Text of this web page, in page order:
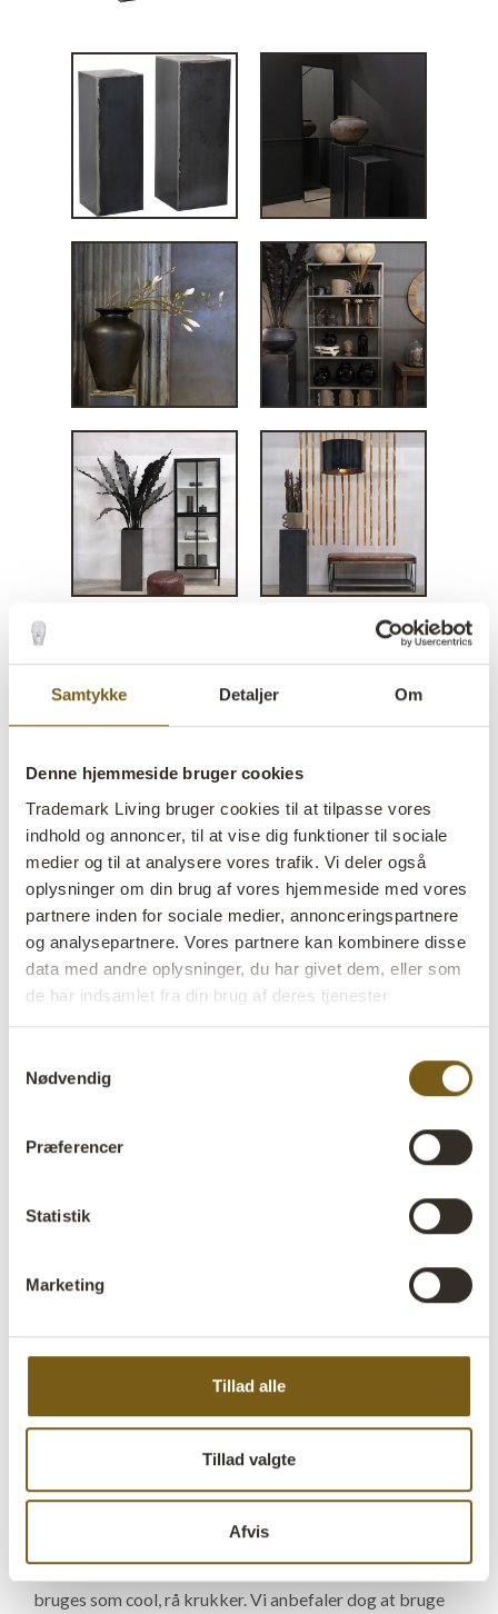
Samtykke Detaljer Om
Denne hjemmeside bruger cookies
Trademark Living bruger cookies til at tilpasse vores
indhold og annoncer, til at vise dig funktioner til sociale
medier og til at analysere vores trafik. Vi deler også
oplysninger om din brug af vores hjemmeside med vores
partnere inden for sociale medier, annonceringspartnere
og analysepartnere. Vores partnere kan kombinere disse
data med andre oplysninger, du har givet dem, eller som
de har indsamlet fra din brug af deres tjenester
Nødvendig
Præferencer
Statistik
Marketing
Tillad alle
Tillad valgte
Afvis
Henry plante
piedestal/krukke
lens Få på lager
Varenr: M0570
VIGTIGT hvert produkt er unik i farve og finish
Find forhandler
Piedestalerne har et meget råt og enkelt look, der gør
dem ideelle som piedestaler eller podier til f.eks. planter
og blomster. Du kan også sætte en glasmontre, en stak
en skulptur. Så her har du en virkelig fin display mulighed
også. Piedestalerne er hule, så derfor kan de faktisk også
bruges som cool, rå krukker. Vi anbefaler dog at bruge